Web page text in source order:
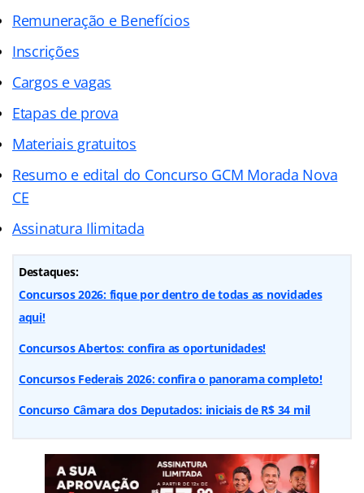
Remuneração e Benefícios
Inscrições
Cargos e vagas
Etapas de prova
Materiais gratuitos
Resumo e edital do Concurso GCM Morada Nova
CE
Assinatura Ilimitada
Destaques:
Concursos 2026: fique por dentro de todas as novidades
aqui!
Concursos Abertos: confira as oportunidades!
Concursos Federais 2026: confira o panorama completo!
Concurso Câmara dos Deputados: iniciais de R$ 34 mil